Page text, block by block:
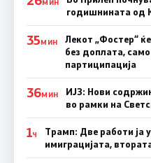
МИН
годишнината од
35МИН
Лекот „Фостер“
без доплата,
партиципација
36МИН
ИЈЗ: Нови
во рамки на
1Ч
Трамп: Две работи ја
имиграцијата,